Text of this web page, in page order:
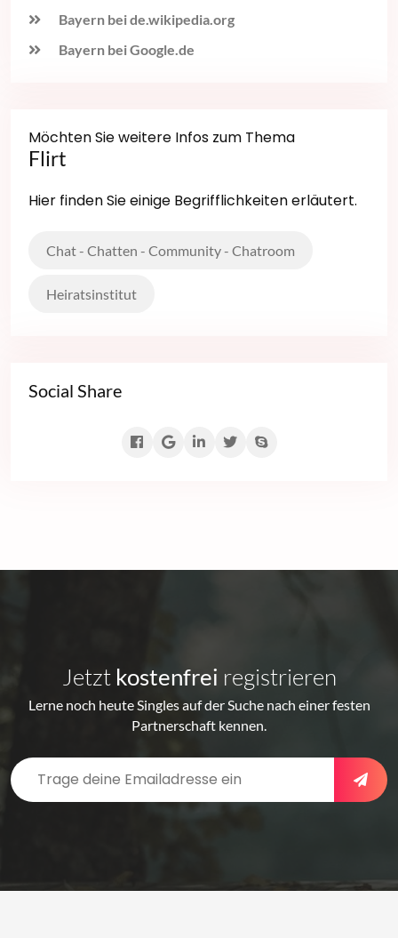
Bayern bei de.wikipedia.org
Bayern bei Google.de
Möchten Sie weitere Infos zum Thema
Flirt
Hier finden Sie einige Begrifflichkeiten erläutert.
Chat - Chatten - Community - Chatroom
Heiratsinstitut
Social Share
Jetzt kostenfrei registrieren
Lerne noch heute Singles auf der Suche nach einer festen
Partnerschaft kennen.